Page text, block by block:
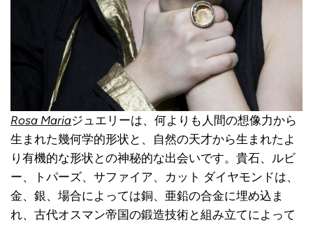
Rosa Mariaジュエリーは、何よりも人間の想像力から
生まれた幾何学的形状と、自然の天才から生まれたよ
り有機的な形状との神秘的な出会いです。貴石、ルビ
ー、トパーズ、サファイア、カット ダイヤモンドは、
金、銀、場合によっては銅、亜鉛の合金に埋め込ま
れ、古代オスマン帝国の鍛造技術と組み立てによって